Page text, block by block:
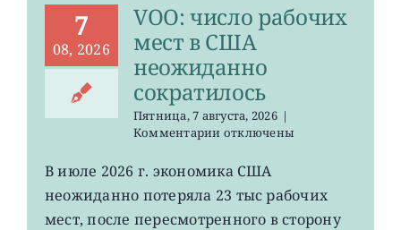
7
08, 2026
VOO: число рабочих
мест в США
неожиданно
сократилось
Пятница, 7 августа, 2026 |
Комментариик
VOO:
рабочих
мест
отключены
В июле 2026 г. экономика США
неожиданно потеряла 23 тыс рабочих
мест, после пересмотренного в сторону